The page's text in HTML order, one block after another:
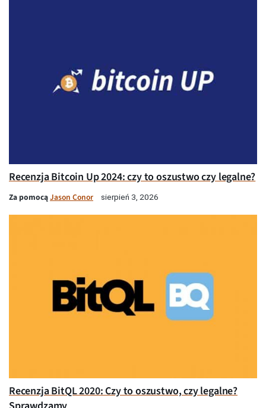
Recenzja Bitcoin Up 2024: czy to oszustwo czy legalne?
Za pomocąJason Conor sierpień 3, 2026
Recenzja BitQL 2020: Czy to oszustwo, czy legalne?